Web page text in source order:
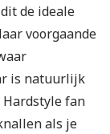
de ideale
voorgaande
is natuurlijk
Hardstyle fan
als je